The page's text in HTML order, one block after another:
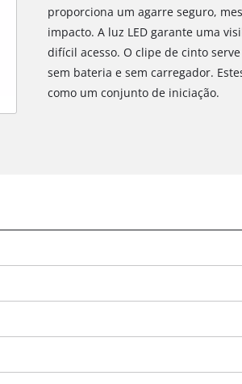
proporciona um agarre seguro,
impacto. A luz LED garante uma
difícil acesso. O clipe de cinto
sem bateria e sem carregador.
como um conjunto de iniciação.